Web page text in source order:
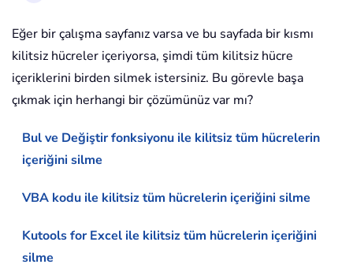
Eğer bir çalışma sayfanız varsa ve bu sayfada bir kısmı
kilitsiz hücreler içeriyorsa, şimdi tüm kilitsiz hücre
içeriklerini birden silmek istersiniz. Bu görevle başa
çıkmak için herhangi bir çözümünüz var mı?
Bul ve Değiştir fonksiyonu ile kilitsiz tüm hücrelerin
içeriğini silme
VBA kodu ile kilitsiz tüm hücrelerin içeriğini silme
Kutools for Excel ile kilitsiz tüm hücrelerin içeriğini
silme